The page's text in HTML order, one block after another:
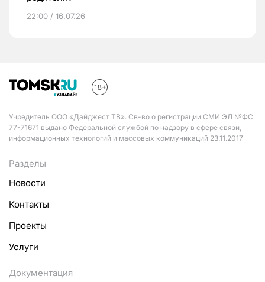
22:00 / 16.07.26
Учредитель ООО «Дайджест ТВ». Св-во о регистрации СМИ ЭЛ №ФС
77-71671 выдано Федеральной службой по надзору в сфере связи,
информационных технологий и массовых коммуникаций 23.11.2017
Разделы
Новости
Контакты
Проекты
Услуги
Документация